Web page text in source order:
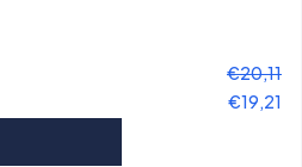
€20,11
€19,21